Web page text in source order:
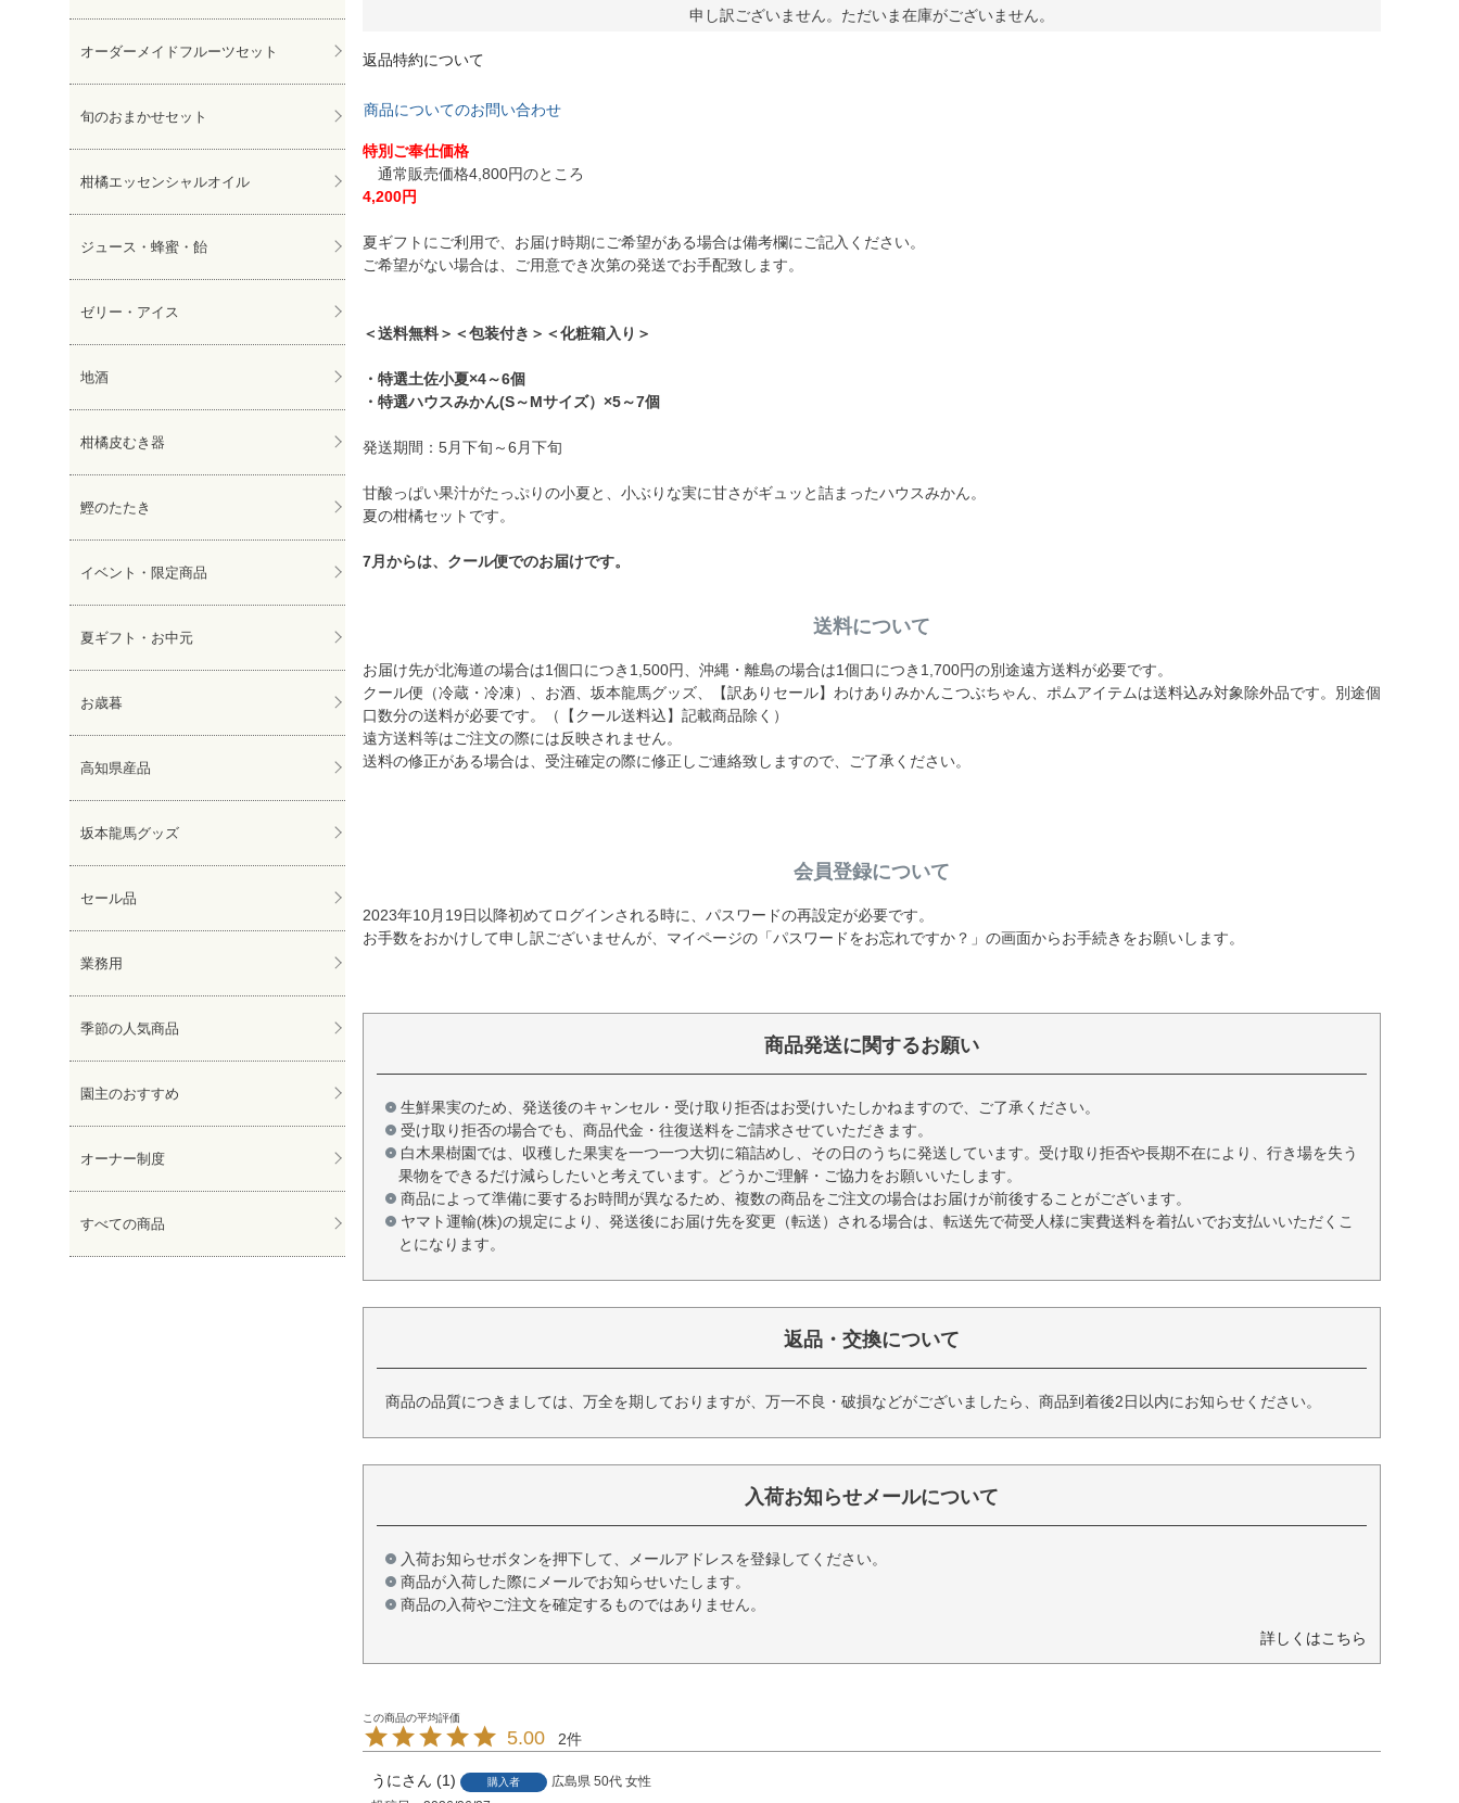
オーダーメイドフルーツセット
旬のおまかせセット
柑橘エッセンシャルオイル
ジュース・蜂蜜・飴
ゼリー・アイス
地酒
柑橘皮むき器
鰹のたたき
イベント・限定商品
夏ギフト・お中元
お歳暮
高知県産品
坂本龍馬グッズ
セール品
業務用
季節の人気商品
園主のおすすめ
オーナー制度
すべての商品
申し訳ございません。ただいま在庫がございません。
返品特約について
商品についてのお問い合わせ
特別ご奉仕価格
通常販売価格4,800円のところ
4,200円
夏ギフトにご利用で、お届け時期にご希望がある場合は備考欄にご記入ください。
ご希望がない場合は、ご用意でき次第の発送でお手配致します。
＜送料無料＞＜包装付き＞＜化粧箱入り＞
・特選土佐小夏×4～6個
・特選ハウスみかん(S～Mサイズ）×5～7個
発送期間：5月下旬～6月下旬
甘酸っぱい果汁がたっぷりの小夏と、小ぶりな実に甘さがギュッと詰まったハウスみかん。
夏の柑橘セットです。
7月からは、クール便でのお届けです。
送料について
お届け先が北海道の場合は1個口につき1,500円、沖縄・離島の場合は1個口につき1,700円の別途遠方送料が必要です。
クール便（冷蔵・冷凍）、お酒、坂本龍馬グッズ、【訳ありセール】わけありみかんこつぶちゃん、ポムアイテムは送料込み対象除外品です。別途個
口数分の送料が必要です。（【クール送料込】記載商品除く）
遠方送料等はご注文の際には反映されません。
送料の修正がある場合は、受注確定の際に修正しご連絡致しますので、ご了承ください。
会員登録について
2023年10月19日以降初めてログインされる時に、パスワードの再設定が必要です。
お手数をおかけして申し訳ございませんが、マイページの「パスワードをお忘れですか？」の画面からお手続きをお願いします。
商品発送に関するお願い
生鮮果実のため、発送後のキャンセル・受け取り拒否はお受けいたしかねますので、ご了承ください。
受け取り拒否の場合でも、商品代金・往復送料をご請求させていただきます。
白木果樹園では、収穫した果実を一つ一つ大切に箱詰めし、その日のうちに発送しています。受け取り拒否や長期不在により、行き場を失う
果物をできるだけ減らしたいと考えています。どうかご理解・ご協力をお願いいたします。
商品によって準備に要するお時間が異なるため、複数の商品をご注文の場合はお届けが前後することがございます。
ヤマト運輸(株)の規定により、発送後にお届け先を変更（転送）される場合は、転送先で荷受人様に実費送料を着払いでお支払いいただくこ
とになります。
返品・交換について
商品の品質につきましては、万全を期しておりますが、万一不良・破損などがございましたら、商品到着後2日以内にお知らせください。
入荷お知らせメールについて
入荷お知らせボタンを押下して、メールアドレスを登録してください。
商品が入荷した際にメールでお知らせいたします。
商品の入荷やご注文を確定するものではありません。
詳しくはこちら
5.00 2
うに 1 購入者 広島県 50代 女性